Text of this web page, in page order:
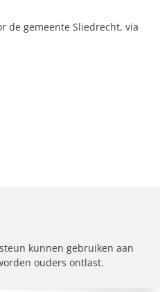
de gemeente Sliedrecht, via
kunnen gebruiken aan
ouders ontlast.